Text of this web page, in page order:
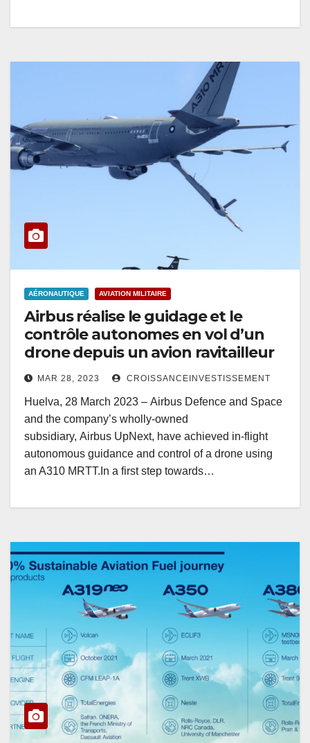
AÉRONAUTIQUE AVIATION MILITAIRE
Airbus réalise le guidage et le
contrôle autonomes en vol d’un
drone depuis un avion ravitailleur
MAR 28, 2023 CROISSANCEINVESTISSEMENT
Huelva, 28 March 2023 – Airbus Defence and Space
and the company’s wholly-owned
subsidiary, Airbus UpNext, have achieved in-flight
autonomous guidance and control of a drone using
an A310 MRTT.In a first step towards…